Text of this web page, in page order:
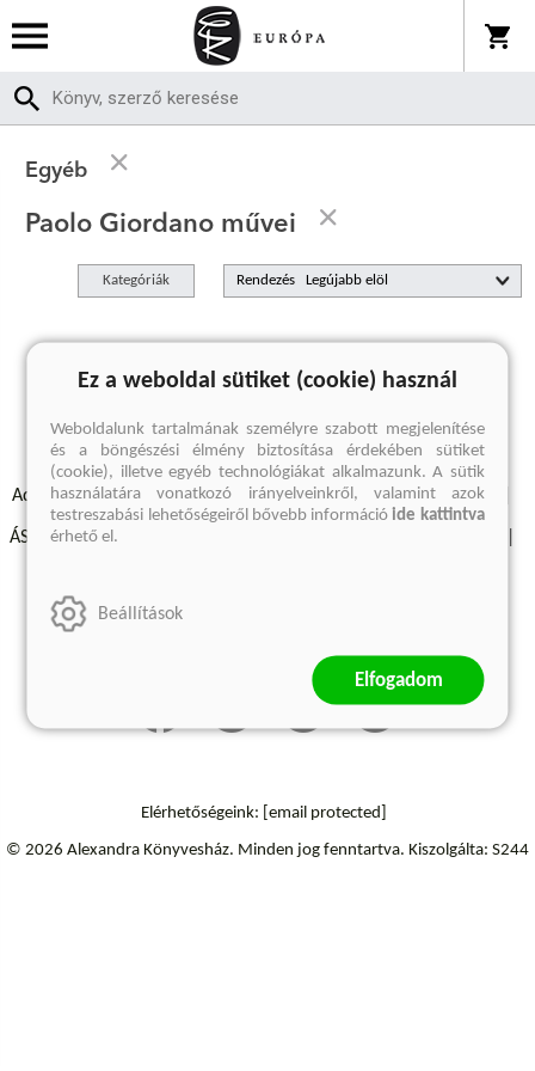
Egyéb
Paolo Giordano művei
Kategóriák Rendezés
A keresett kifejezésre nincs találat
Adatvédelmi szabályzatok Elállási felmondási nyilatkozat
ÁSZF - Vásárlási feltételek
Szállítási információk
Elérhetőségeink: [email protected]
© 2026 Alexandra Könyvesház. Minden jog fenntartva. Kiszolgálta: S244
Ez a weboldal sütiket (cookie) használ
Weboldalunk tartalmának személyre szabott megjelenítése
és a böngészési élmény biztosítása érdekében sütiket
(cookie), illetve egyéb technológiákat alkalmazunk. A sütik
használatára vonatkozó irányelveinkről, valamint azok
testreszabási lehetőségeiről bővebb információide kattintva
érhető el.
Beállítások
Elfogadom